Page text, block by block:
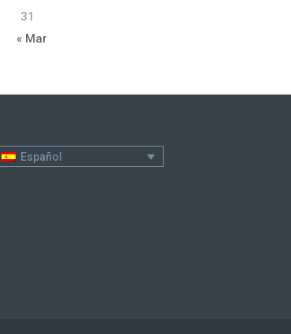
31
« Mar
Español